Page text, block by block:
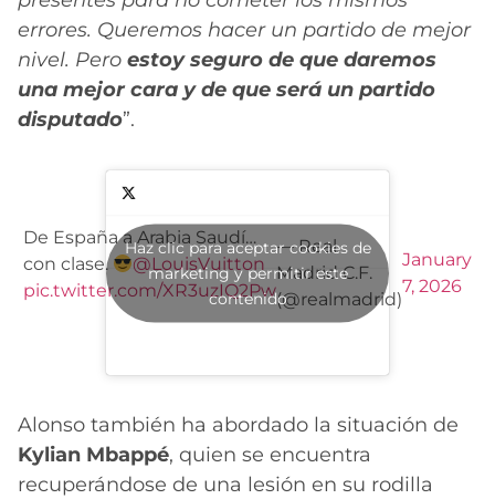
errores. Queremos hacer un partido de mejor
nivel. Pero estoy seguro de que daremos
una mejor cara y de que será un partido
disputado”.
De España a Arabia Saudí…
con clase.
@LouisVuitton
pic.twitter.com/XR3uzIQ2Pw
— Real
Madrid C.F.
(@realmadrid)
January
7, 2026
Haz clic para aceptar cookies de
marketing y permitir este
contenido
Alonso también ha abordado la situación de
Kylian Mbappé, quien se encuentra
recuperándose de una lesión en su rodilla